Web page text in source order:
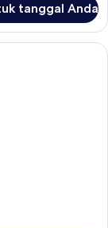
tanggal Anda
| Seprai